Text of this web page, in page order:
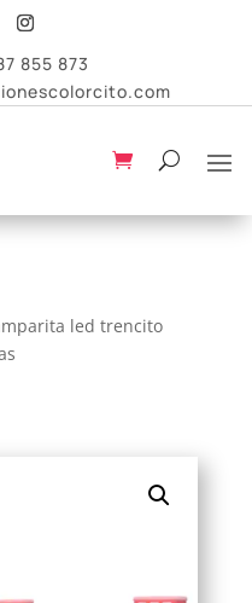
855 873
led trencito